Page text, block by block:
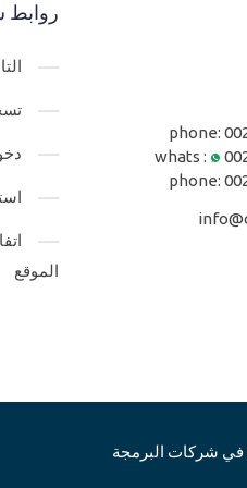
phone:
whats :
phone:
روابط
الموقع
في شركات البرمجة